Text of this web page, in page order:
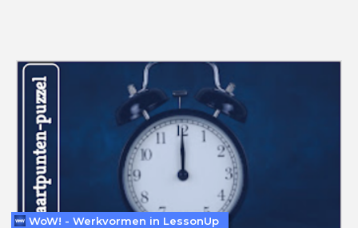
WoW! - Werkvormen in LessonUp